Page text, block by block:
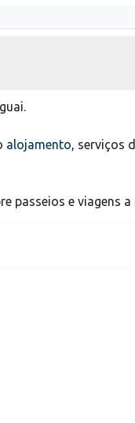
alojamento, serviços
passeios e viagens